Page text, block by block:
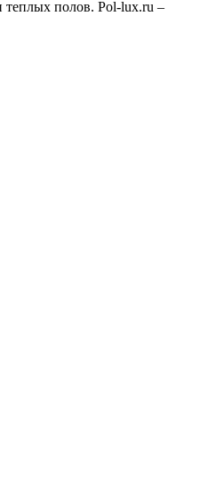
теплых полов. Pol-lux.ru –